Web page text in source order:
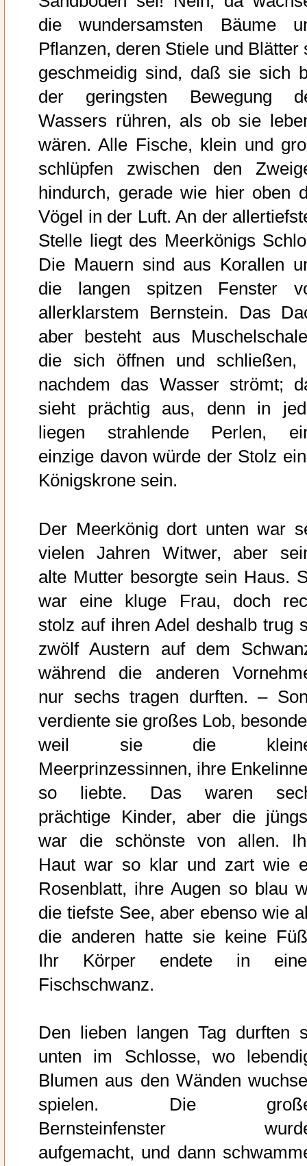
die wundersamsten Bäume
Pflanzen, deren Stiele und Blätter
geschmeidig sind, daß sie sich
der geringsten Bewegung
Wassers rühren, als ob sie
wären. Alle Fische, klein und
schlüpfen zwischen den
hindurch, gerade wie hier oben
Vögel in der Luft. An der
Stelle liegt des Meerkönigs
Die Mauern sind aus Korallen
die langen spitzen Fenster
allerklarstem Bernstein. Das
aber besteht aus
die sich öffnen und schließen,
nachdem das Wasser strömt;
sieht prächtig aus, denn in
liegen strahlende Perlen,
einzige davon würde der Stolz
Königskrone sein.
Der Meerkönig dort unten war
vielen Jahren Witwer, aber
alte Mutter besorgte sein Haus.
war eine kluge Frau, doch
stolz auf ihren Adel deshalb trug
zwölf Austern auf dem
während die anderen
nur sechs tragen durften. –
verdiente sie großes Lob,
weil sie die
Meerprinzessinnen, ihre
so liebte. Das waren
prächtige Kinder, aber die
war die schönste von allen.
Haut war so klar und zart wie
Rosenblatt, ihre Augen so blau
die tiefste See, aber ebenso wie
die anderen hatte sie keine
Ihr Körper endete in
Fischschwanz.
Den lieben langen Tag durften
unten im Schlosse, wo
Blumen aus den Wänden
spielen. Die
Bernsteinfenster
aufgemacht, und dann